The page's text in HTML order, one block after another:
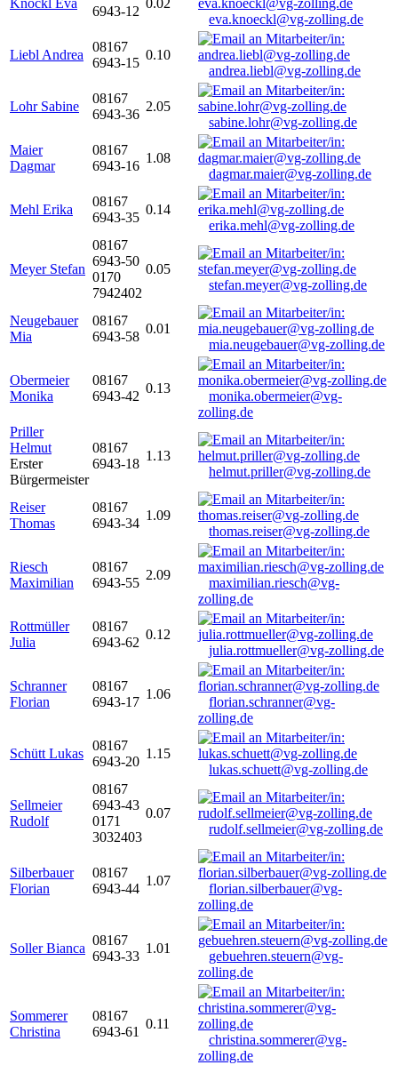
Knöckl Eva
6943-12
0.02
eva.knoeckl@vg-zolling.de
Liebl Andrea
08167
6943-15
0.10
andrea.liebl@vg-zolling.de
Lohr Sabine
08167
6943-36
2.05
sabine.lohr@vg-zolling.de
Maier
Dagmar
08167
6943-16
1.08
dagmar.maier@vg-zolling.de
Mehl Erika
08167
6943-35
0.14
erika.mehl@vg-zolling.de
Meyer Stefan
08167
6943-50
0170
7942402
0.05
stefan.meyer@vg-zolling.de
Neugebauer
Mia
08167
6943-58
0.01
mia.neugebauer@vg-zolling.de
Obermeier
Monika
08167
6943-42
0.13
monika.obermeier@vg-
zolling.de
Priller
Helmut
Erster
Bürgermeister
08167
6943-18
1.13
helmut.priller@vg-zolling.de
Reiser
Thomas
08167
6943-34
1.09
thomas.reiser@vg-zolling.de
Riesch
Maximilian
08167
6943-55
2.09
maximilian.riesch@vg-
zolling.de
Rottmüller
Julia
08167
6943-62
0.12
julia.rottmueller@vg-zolling.de
Schranner
Florian
08167
6943-17
1.06
florian.schranner@vg-
zolling.de
Schütt Lukas
08167
6943-20
1.15
lukas.schuett@vg-zolling.de
Sellmeier
Rudolf
08167
6943-43
0171
3032403
0.07
rudolf.sellmeier@vg-zolling.de
Silberbauer
Florian
08167
6943-44
1.07
florian.silberbauer@vg-
zolling.de
Soller Bianca
08167
6943-33
1.01
gebuehren.steuern@vg-
zolling.de
Sommerer
Christina
08167
6943-61
0.11
christina.sommerer@vg-
zolling.de